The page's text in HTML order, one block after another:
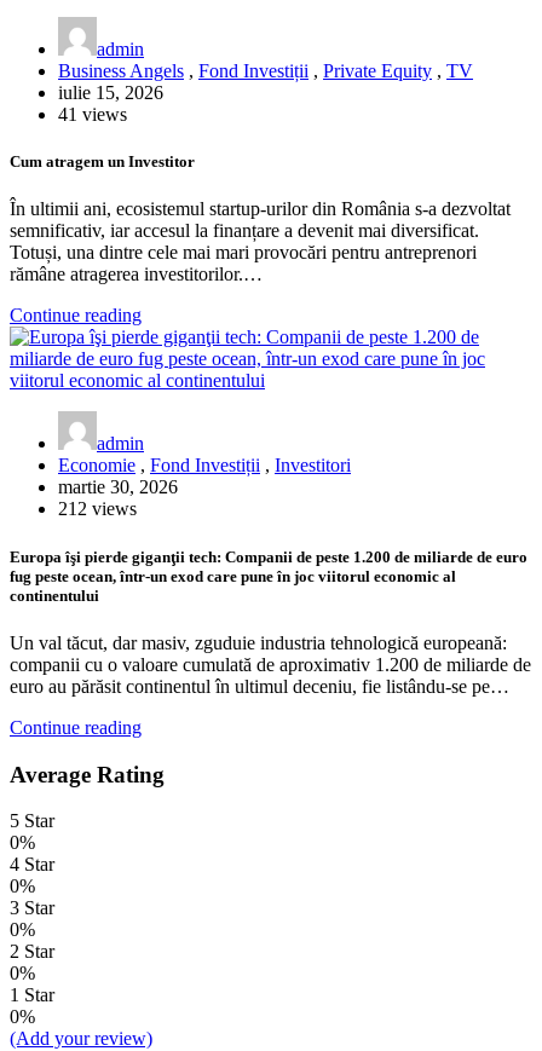
admin
Business Angels , Fond Investiții , Private Equity , TV
iulie 15, 2026
41 views
Cum atragem un Investitor
În ultimii ani, ecosistemul startup-urilor din România s-a dezvoltat
semnificativ, iar accesul la finanțare a devenit mai diversificat.
Totuși, una dintre cele mai mari provocări pentru antreprenori
rămâne atragerea investitorilor.…
Continue reading
admin
Economie , Fond Investiții , Investitori
martie 30, 2026
212 views
Europa îşi pierde giganţii tech: Companii de peste 1.200 de miliarde de euro
fug peste ocean, într-un exod care pune în joc viitorul economic al
continentului
Un val tăcut, dar masiv, zguduie industria tehnologică europeană:
companii cu o valoare cumulată de aproximativ 1.200 de miliarde de
euro au părăsit continentul în ultimul deceniu, fie listându-se pe…
Continue reading
Average Rating
5 Star
0%
4 Star
0%
3 Star
0%
2 Star
0%
1 Star
0%
(Add your review)